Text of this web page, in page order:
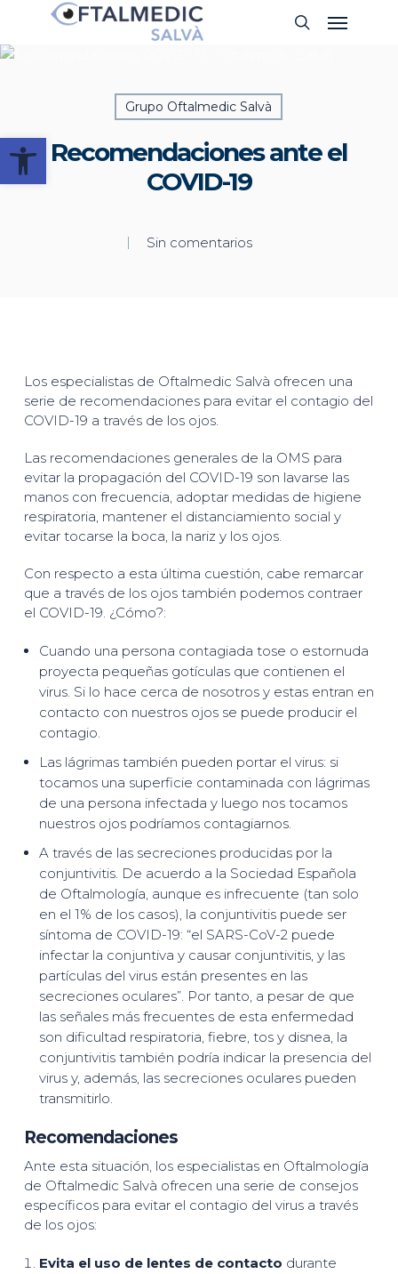
Abrir barra de herramientas
main
Buscar
Menu
Grupo Oftalmedic Salvà
Recomendaciones ante el
COVID-19
Sin comentarios
Los especialistas de Oftalmedic Salvà ofrecen una
serie de recomendaciones para evitar el contagio del
COVID-19 a través de los ojos.
Las recomendaciones generales de la OMS para
evitar la propagación del COVID-19 son lavarse las
manos con frecuencia, adoptar medidas de higiene
respiratoria, mantener el distanciamiento social y
evitar tocarse la boca, la nariz y los ojos.
Con respecto a esta última cuestión, cabe remarcar
que a través de los ojos también podemos contraer
el COVID-19. ¿Cómo?:
Cuando una persona contagiada tose o estornuda
proyecta pequeñas gotículas que contienen el
virus. Si lo hace cerca de nosotros y estas entran en
contacto con nuestros ojos se puede producir el
contagio.
Las lágrimas también pueden portar el virus: si
tocamos una superficie contaminada con lágrimas
de una persona infectada y luego nos tocamos
nuestros ojos podríamos contagiarnos.
A través de las secreciones producidas por la
conjuntivitis. De acuerdo a la Sociedad Española
de Oftalmología, aunque es infrecuente (tan solo
en el 1% de los casos), la conjuntivitis puede ser
síntoma de COVID-19: “el SARS-CoV-2 puede
infectar la conjuntiva y causar conjuntivitis, y las
partículas del virus están presentes en las
secreciones oculares”. Por tanto, a pesar de que
las señales más frecuentes de esta enfermedad
son dificultad respiratoria, fiebre, tos y disnea, la
conjuntivitis también podría indicar la presencia del
virus y, además, las secreciones oculares pueden
transmitirlo.
Recomendaciones
Ante esta situación, los especialistas en Oftalmología
de Oftalmedic Salvà ofrecen una serie de consejos
específicos para evitar el contagio del virus a través
de los ojos:
Evita el uso de lentes de contacto durante